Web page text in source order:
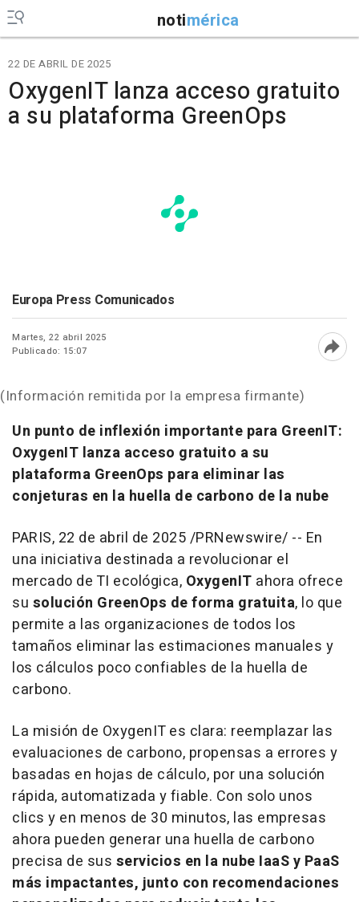
notimérica
22 DE ABRIL DE 2025
OxygenIT lanza acceso gratuito
a su plataforma GreenOps
Europa Press Comunicados
Martes, 22 abril 2025
Publicado: 15:07
(Información remitida por la empresa firmante)
Un punto de inflexión importante para GreenIT:
OxygenIT lanza acceso gratuito a su
plataforma GreenOps para eliminar las
conjeturas en la huella de carbono de la nube
PARIS, 22 de abril de 2025/PRNewswire/ -- En
una iniciativa destinada a revolucionar el
mercado de TI ecológica, OxygenIT ahora ofrece
su solución GreenOps de forma gratuita, lo que
permite a las organizaciones de todos los
tamaños eliminar las estimaciones manuales y
los cálculos poco confiables de la huella de
carbono.
La misión de OxygenIT es clara: reemplazar las
evaluaciones de carbono, propensas a errores y
basadas en hojas de cálculo, por una solución
rápida, automatizada y fiable. Con solo unos
clics y en menos de 30 minutos, las empresas
ahora pueden generar una huella de carbono
precisa de sus servicios en la nube IaaS y PaaS
más impactantes, junto con recomendaciones